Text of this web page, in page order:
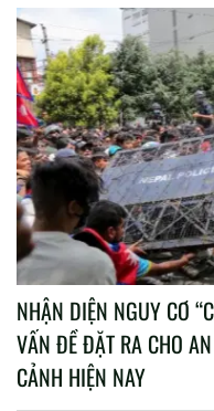
NHẬN DIỆN NGUY CƠ
VẤN ĐỀ ĐẶT RA CHO
CẢNH HIỆN NAY